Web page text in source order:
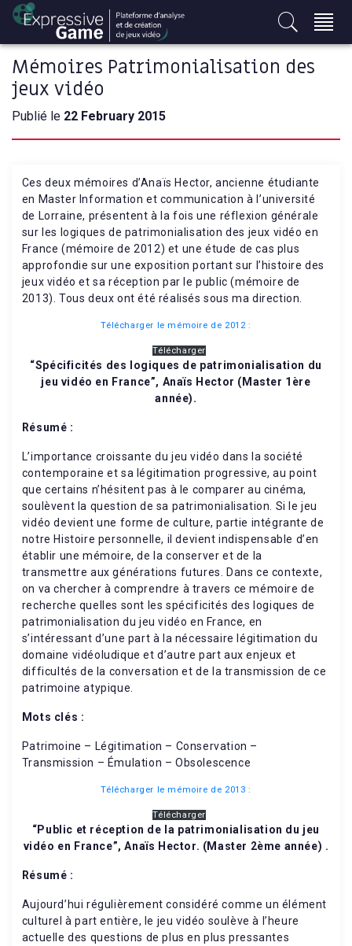
i
Mémoires Patrimonialisation des
jeux vidéo
Publié le 22 February 2015
Ces deux mémoires d’Anaïs Hector, ancienne étudiante
en Master Information et communication à l’université
de Lorraine, présentent à la fois une réflexion générale
sur les logiques de patrimonialisation des jeux vidéo en
France (mémoire de 2012) et une étude de cas plus
approfondie sur une exposition portant sur l’histoire des
jeux vidéo et sa réception par le public (mémoire de
2013). Tous deux ont été réalisés sous ma direction.
Télécharger le mémoire de 2012 :
Télécharger
“Spécificités des logiques de patrimonialisation du
jeu vidéo en France”, Anaïs Hector (Master 1ère
année).
Résumé :
L’importance croissante du jeu vidéo dans la société
contemporaine et sa légitimation progressive, au point
que certains n’hésitent pas à le comparer au cinéma,
soulèvent la question de sa patrimonialisation. Si le jeu
vidéo devient une forme de culture, partie intégrante de
notre Histoire personnelle, il devient indispensable d’en
établir une mémoire, de la conserver et de la
transmettre aux générations futures. Dans ce contexte,
on va chercher à comprendre à travers ce mémoire de
recherche quelles sont les spécificités des logiques de
patrimonialisation du jeu vidéo en France, en
s’intéressant d’une part à la nécessaire légitimation du
domaine vidéoludique et d’autre part aux enjeux et
difficultés de la conversation et de la transmission de ce
patrimoine atypique.
Mots clés :
Patrimoine – Légitimation – Conservation –
Transmission – Émulation – Obsolescence
Télécharger le mémoire de 2013 :
Télécharger
“Public et réception de la patrimonialisation du jeu
vidéo en France”, Anaïs Hector. (Master 2ème année) .
Résumé :
Aujourd’hui régulièrement considéré comme un élément
culturel à part entière, le jeu vidéo soulève à l’heure
actuelle des questions de plus en plus pressantes